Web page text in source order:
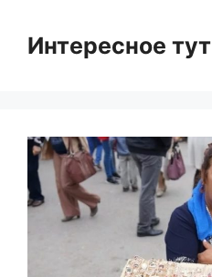
contentИнтересное тут